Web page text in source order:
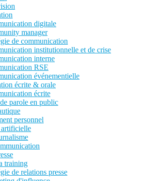
digitale
manager
de communication
institutionnelle et de crise
interne
RSE
événementielle
écrite & orale
écrite
parole en public
personnel
training
de relations presse